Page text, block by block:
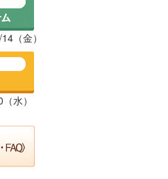
（金）
水）